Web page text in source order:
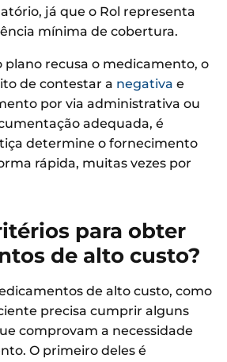
já que o Rol representa
mínima de cobertura.
plano recusa o medicamento, o
de contestar a negativa e
por via administrativa ou
adequada, é
determine o fornecimento
rápida, muitas vezes por
para obter
de alto custo?
de alto custo, como
precisa cumprir alguns
comprovam a necessidade
O primeiro deles é